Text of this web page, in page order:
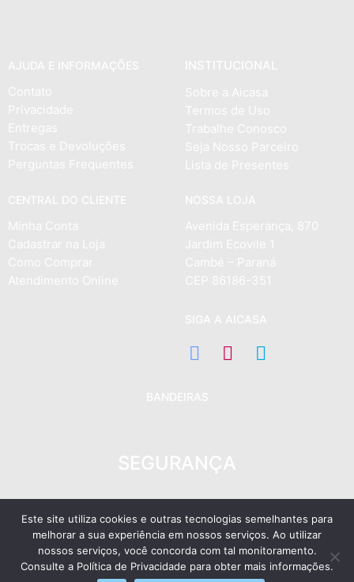
2022 © Aicasa Design LTDA– www.aicasa.com.br–CNPJ
21.489.730/0001-78
Este site utiliza cookies e outras tecnologias semelhantes para
melhorar a sua experiência em nossos serviços. Ao utilizar
nossos serviços, você concorda com tal monitoramento.
Consulte a Política de Privacidade para obter mais informações.